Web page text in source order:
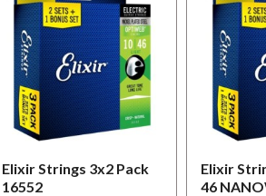
Elixir Strings 3x2 Pack
16552
Elixir
46